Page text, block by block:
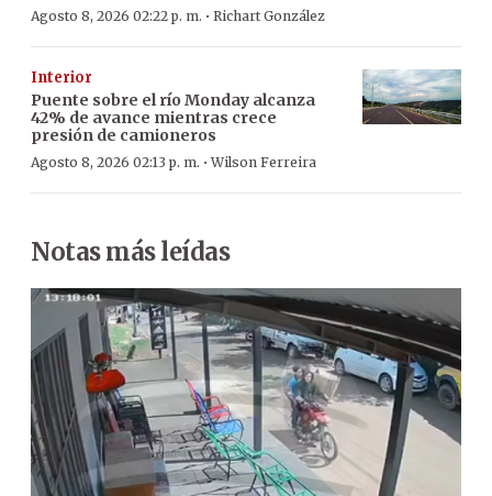
Agosto 8, 2026 02:22 p. m. · Richart González
Interior
Puente sobre el río Monday alcanza
42% de avance mientras crece
presión de camioneros
Agosto 8, 2026 02:13 p. m. ·Wilson Ferreira
Notas más leídas